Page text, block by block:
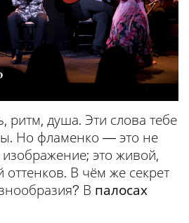
ритм, душа. Эти слова тебе
Но фламенко — это не
это живой,
В чём же секрет
В палосах